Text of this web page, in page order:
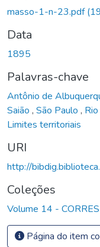
masso-1-n-23.pdf
Data
1895
Palavras-chave
Antônio de
Saião , São Paulo ,
Limites territoriais
URI
http://
Coleções
Volume 14 -
Página do item